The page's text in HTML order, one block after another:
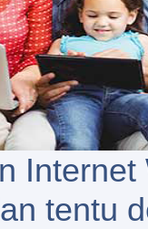
tentu